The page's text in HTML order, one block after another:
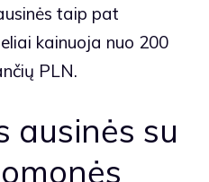
taip pat
kainuoja nuo 200
PLN.
ausinės su